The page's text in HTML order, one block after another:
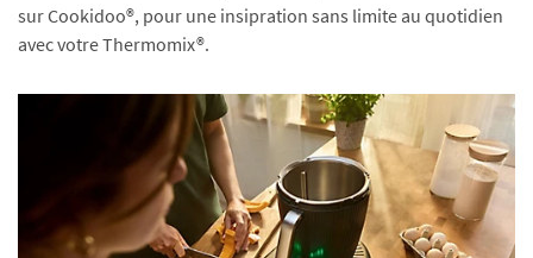
sur Cookidoo®, pour une insipration sans limite au quotidien
avec votre Thermomix®.